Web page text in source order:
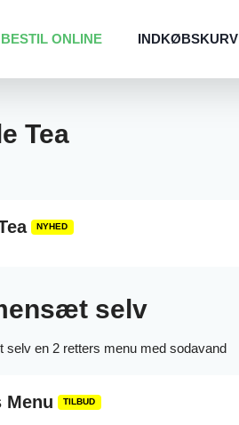
BESTIL ONLINE INDKØBSKURV
Tea
NYHED
selv
en 2 retters menu med sodavand
Menu TILBUD